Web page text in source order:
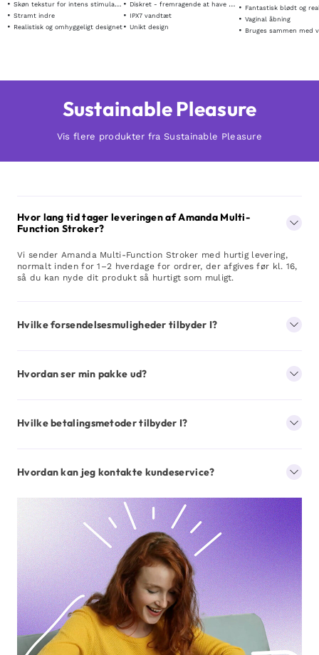
Skøn tekstur for intens stimulation!
Stramt indre
Realistisk og omhyggeligt designet
Diskret - fremragende at have med på rejser
IPX7 vandtæt
Unikt design
Fantastisk blødt og
Vaginal åbning
Bruges sammen med
Sustainable Pleasure
Vis flere produkter fra Sustainable Pleasure
Hvor lang tid tager leveringen af Amanda Multi-
Function Stroker?
Vi sender Amanda Multi-Function Stroker med hurtig levering,
normalt inden for 1–2 hverdage for ordrer, der afgives før kl. 16,
så du kan nyde dit produkt så hurtigt som muligt.
Hvilke forsendelsesmuligheder tilbyder I?
Hvordan ser min pakke ud?
Hvilke betalingsmetoder tilbyder I?
Hvordan kan jeg kontakte kundeservice?